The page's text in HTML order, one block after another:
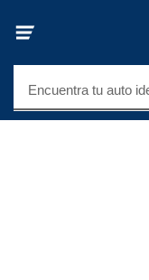
Encuentra tu auto